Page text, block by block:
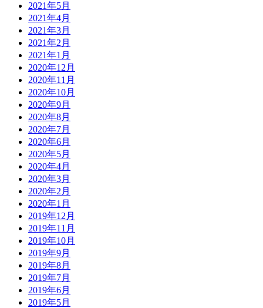
2021年5月
2021年4月
2021年3月
2021年2月
2021年1月
2020年12月
2020年11月
2020年10月
2020年9月
2020年8月
2020年7月
2020年6月
2020年5月
2020年4月
2020年3月
2020年2月
2020年1月
2019年12月
2019年11月
2019年10月
2019年9月
2019年8月
2019年7月
2019年6月
2019年5月